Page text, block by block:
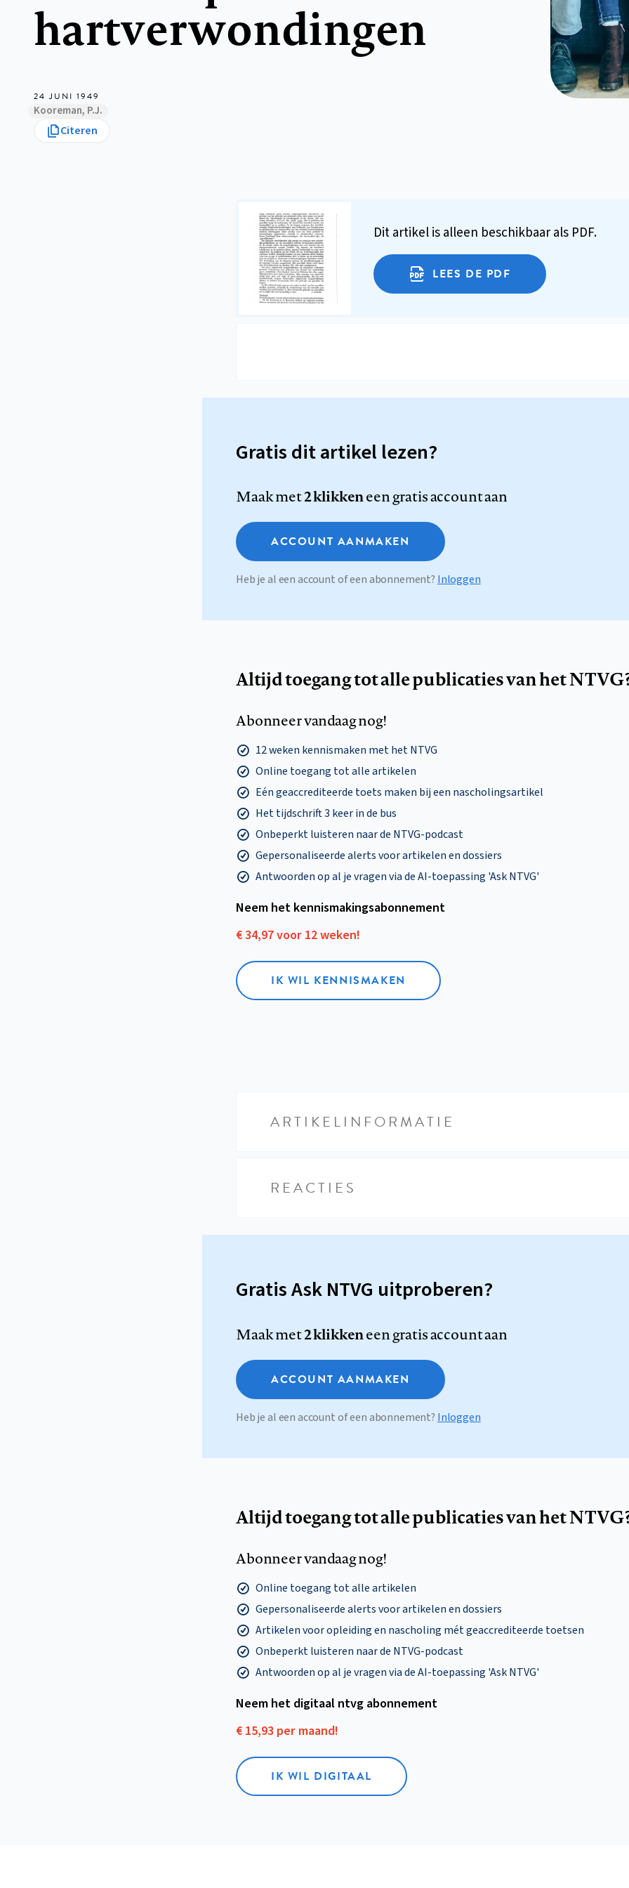
hartverwondingen
24 JUNI 1949
Kooreman, P.J.
Citeren
Dit artikel is alleen beschikbaar als PDF.
LEES DE PDF
Gratis dit artikel lezen?
Maak met2 klikkeneen gratis account aan
ACCOUNT AANMAKEN
Heb je al een account of een abonnement? Inloggen
Altijd toegang tot alle publicaties van het
Abonneer vandaag nog!
12 weken kennismaken met het NTVG
Online toegang tot alle artikelen
Eén geaccrediteerde toets maken bij een nascholingsartikel
Het tijdschrift 3 keer in de bus
Onbeperkt luisteren naar de NTVG-podcast
Gepersonaliseerde alerts voor artikelen en dossiers
Antwoorden op al je vragen via de AI-toepassing 'Ask NTVG'
Neem het kennismakings­abonnement
€ 34,97 voor 12 weken!
IK WIL KENNISMAKEN
ARTIKELINFORMATIE
REACTIES
Gratis Ask NTVG uitproberen?
Maak met2 klikkeneen gratis account aan
ACCOUNT AANMAKEN
Heb je al een account of een abonnement? Inloggen
Altijd toegang tot alle publicaties van het
Abonneer vandaag nog!
Online toegang tot alle artikelen
Gepersonaliseerde alerts voor artikelen en dossiers
Artikelen voor opleiding en nascholing mét geaccrediteerde toetsen
Onbeperkt luisteren naar de NTVG-podcast
Antwoorden op al je vragen via de AI-toepassing 'Ask NTVG'
Neem het digitaal ntvg abonnement
€ 15,93 per maand!
IK WIL DIGITAAL